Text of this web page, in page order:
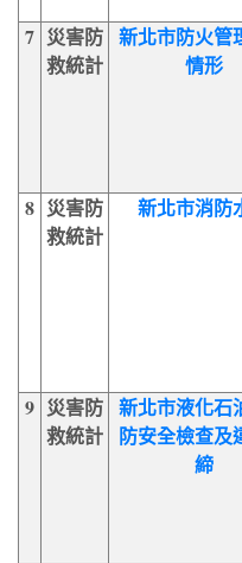
7 災害防
救統計
新北市防火管
情形
8 災害防
救統計
新北市消防
9 災害防
救統計
新北市液化石
防安全檢查及
締